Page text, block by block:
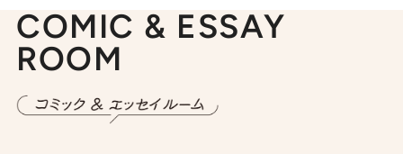
COMIC & ESSAY
ROOM